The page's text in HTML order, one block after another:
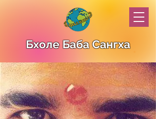
Бхоле Баба Сангха